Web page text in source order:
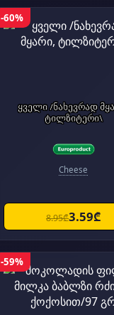
-60%
ყველი /ნახევრად
ტილზიტერი\
Cheese
8.95₾3.59₾
-59%